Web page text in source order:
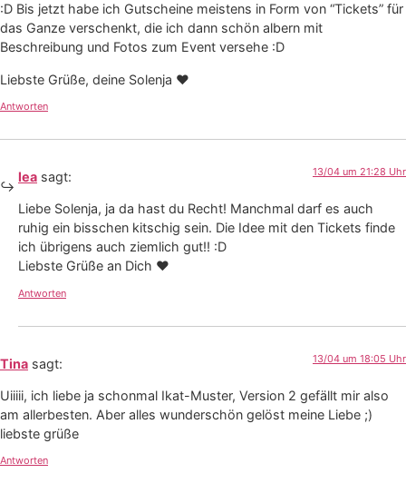
:D Bis jetzt habe ich Gutscheine meistens in Form von “Tickets” für
das Ganze verschenkt, die ich dann schön albern mit
Beschreibung und Fotos zum Event versehe :D
Liebste Grüße, deine Solenja ❤
Antworten
lea sagt: 13/04 um 21:28 Uhr
Liebe Solenja, ja da hast du Recht! Manchmal darf es auch
ruhig ein bisschen kitschig sein. Die Idee mit den Tickets finde
ich übrigens auch ziemlich gut!! :D
Liebste Grüße an Dich ❤
Antworten
Tina sagt: 13/04 um 18:05 Uhr
Uiiiii, ich liebe ja schonmal Ikat-Muster, Version 2 gefällt mir also
am allerbesten. Aber alles wunderschön gelöst meine Liebe ;)
liebste grüße
Antworten